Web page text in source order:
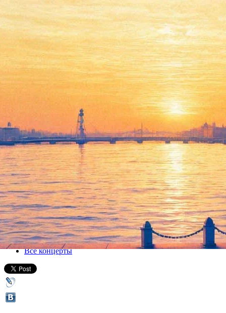
Фестиваль Earlymusic вернёт
музыкальное прошлое
01 октября 2017, воскресенье-31 октября 2017, вторник
Версия для печати
Все концерты